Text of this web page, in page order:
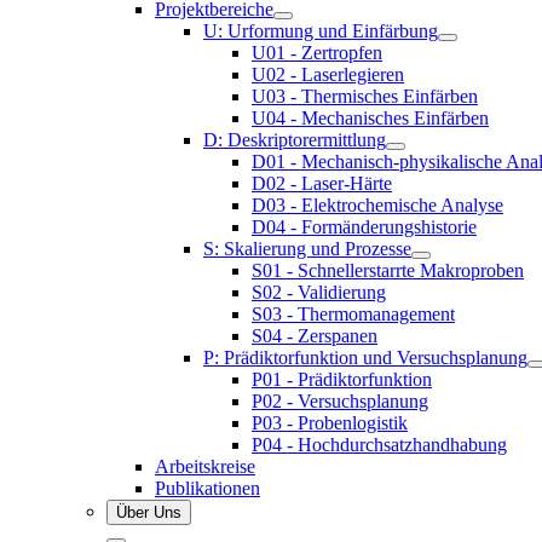
Projektbereiche
U: Urformung und Einfärbung
U01 - Zertropfen
U02 - Laserlegieren
U03 - Thermisches Einfärben
U04 - Mechanisches Einfärben
D: Deskriptorermittlung
D01 - Mechanisch-physikalische
D02 - Laser-Härte
D03 - Elektrochemische Analyse
D04 - Formänderungshistorie
S: Skalierung und Prozesse
S01 - Schnellerstarrte Makroproben
S02 - Validierung
S03 - Thermomanagement
S04 - Zerspanen
P: Prädiktorfunktion und Versuchsplanung
P01 - Prädiktorfunktion
P02 - Versuchsplanung
P03 - Probenlogistik
P04 - Hochdurchsatzhandhabung
Arbeitskreise
Publikationen
Über Uns